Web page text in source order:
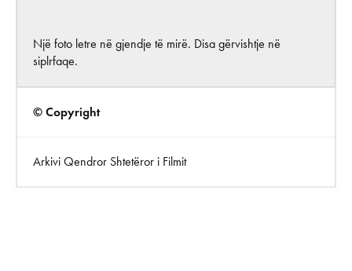
Një foto letre në gjendje të mirë. Disa gërvishtje në
siplrfaqe.
© Copyright
Arkivi Qendror Shtetëror i Filmit